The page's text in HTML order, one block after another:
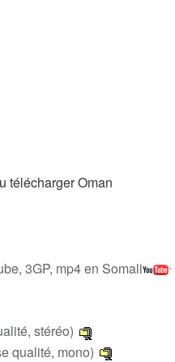
télécharger Oman
3GP, mp4 en Somali
stéréo)
qualité, mono)